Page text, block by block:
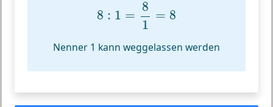
8 : 1 =
8
1
= 8
Nenner 1 kann weggelassen werden